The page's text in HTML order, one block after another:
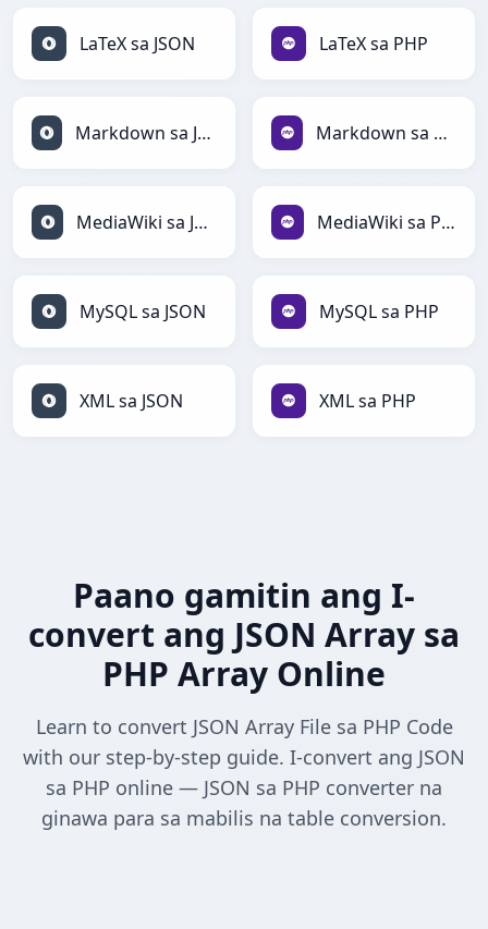
LaTeX sa JSON LaTeX sa PHP
Markdown sa JSON Markdown sa PHP
MediaWiki sa JSON MediaWiki sa PHP
MySQL sa JSON MySQL sa PHP
XML sa JSON XML sa PHP
Paano gamitin ang I-
convert ang JSON Array sa
PHP Array Online
Learn to convert JSON Array File sa PHP Code
with our step-by-step guide. I-convert ang JSON
sa PHP online — JSON sa PHP converter na
ginawa para sa mabilis na table conversion.